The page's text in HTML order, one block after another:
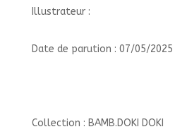
Illustrateur :
Date de parution : 07/05/2025
Collection : BAMB.DOKI DOKI